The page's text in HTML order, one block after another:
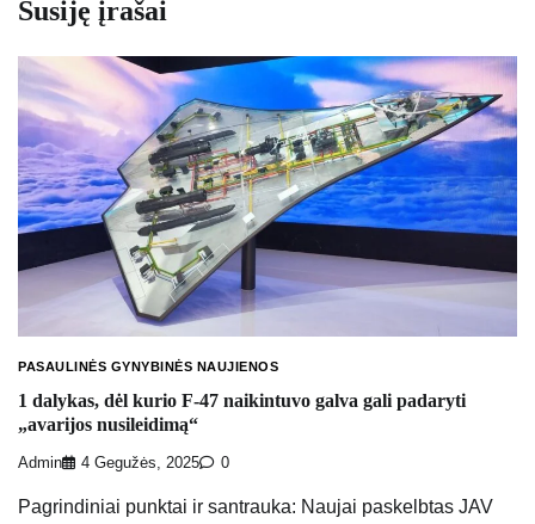
Susiję įrašai
PASAULINĖS GYNYBINĖS NAUJIENOS
1 dalykas, dėl kurio F-47 naikintuvo galva gali padaryti
„avarijos nusileidimą“
Admin 4 Gegužės, 2025 0
Pagrindiniai punktai ir santrauka: Naujai paskelbtas JAV